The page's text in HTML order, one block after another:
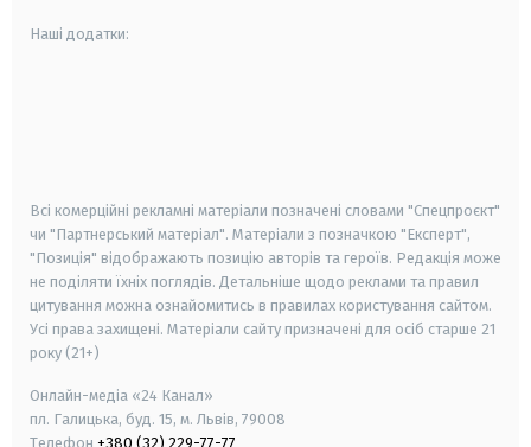
Наші додатки:
Всі комерційні рекламні матеріали позначені словами "Спецпроєкт"
чи "Партнерський матеріал". Матеріали з позначкою "Експерт",
"Позиція" відображають позицію авторів та героїв. Редакція може
не поділяти їхніх поглядів. Детальніше щодо реклами та правил
цитування можна ознайомитись в правилах користування сайтом.
Усі права захищені. Матеріали сайту призначені для осіб старше 21
року (21+)
Онлайн-медіа «24 Канал»
пл. Галицька, буд. 15, м. Львів, 79008
Телефон +380 (32) 229-77-77